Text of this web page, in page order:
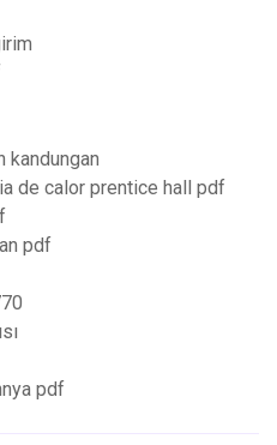
kandungan
de calor prentice hall pdf
pdf
pdf